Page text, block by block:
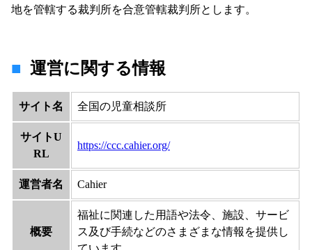
地を管轄する裁判所を合意管轄裁判所とします。
運営に関する情報
サイト名 全国の児童相談所
サイトU
RL
https://ccc.cahier.org/
運営者名 Cahier
概要
福祉に関連した用語や法令、施設、サービ
ス及び手続などのさまざまな情報を提供し